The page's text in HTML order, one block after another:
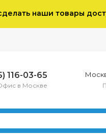
наши товары
116-03-65
в Москве